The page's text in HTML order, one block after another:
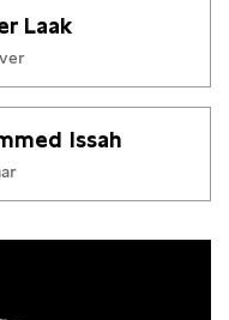
Laak
Issah